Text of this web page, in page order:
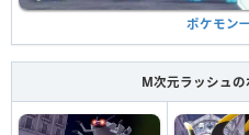
ポケモン
M次元ラッシュ